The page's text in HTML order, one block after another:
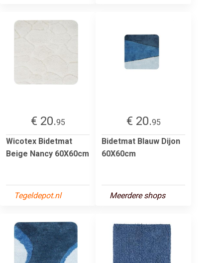
€ 20.95
Wicotex Bidetmat
Beige Nancy 60X60cm
Tegeldepot.nl
€ 20.95
Bidetmat Blauw Dijon
60X60cm
Meerdere shops